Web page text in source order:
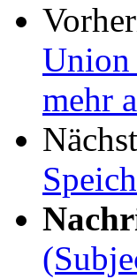
Union
mehr